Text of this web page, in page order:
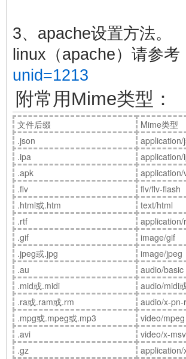
3、apache设置方法。
linux（apache）请参考
unid=1213
附常用Mime类型：
文件后缀
Mime类型
.json
application/
.ipa
application/
.apk
.flv
flv/flv-flash
.html或.htm
text/html
.rtf
application/
.gif
image/gif
.jpeg或.jpg
image/jpeg
.au
audio/basic
.mid或.midi
audio/midi
.ra或.ram或.rm
audio/x-pn-
.mpg或.mpeg或.mp3
video/mpeg
.avi
video/x-
.gz
application/